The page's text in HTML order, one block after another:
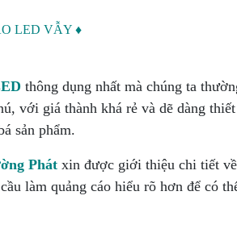
LED VẪY ♦
thông dụng nhất mà chúng ta
với giá thành khá rẻ và dẽ dàng
sản phẩm.
Phát xin được giới thiệu chi tiết
làm quảng cáo hiểu rõ hơn để có